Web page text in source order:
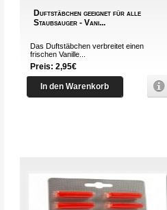
Duftstäbchen geeignet für alle
Staubsauger - Vani...
Das Duftstäbchen verbreitet einen
frischen Vanille...
Preis: 2,95€
In den Warenkorb